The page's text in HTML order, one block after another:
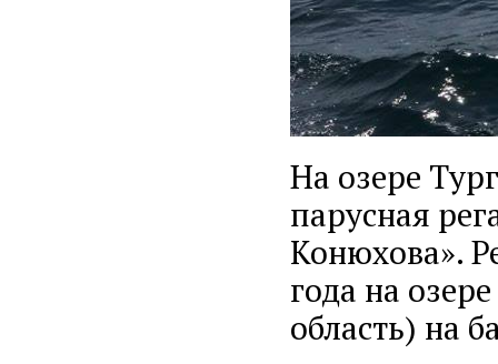
На озере
парусная
Конюхова».
года на
область) на